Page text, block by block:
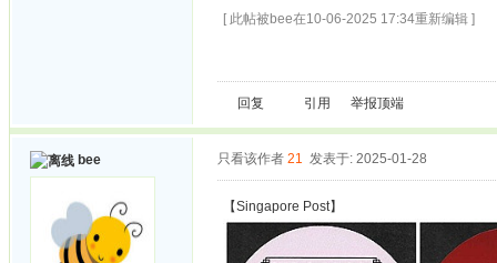
[ 此帖被bee在10-06-2025 17:34重新编辑 ]
回复 引用 举报顶端
bee 只看该作者 21 发表于: 2025-01-28
【Singapore Post】